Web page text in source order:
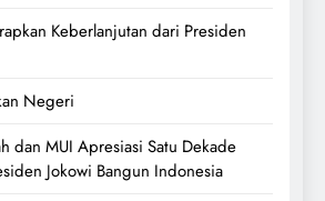
Keberlanjutan dari Presiden
Negeri
dan MUI Apresiasi Satu Dekade
Jokowi Bangun Indonesia